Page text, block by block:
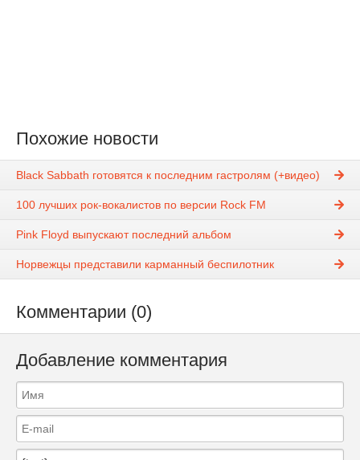
Похожие новости
Black Sabbath готовятся к последним гастролям (+видео)
100 лучших рок-вокалистов по версии Rock FM
Pink Floyd выпускают последний альбом
Норвежцы представили карманный беспилотник
Комментарии (0)
Добавление комментария